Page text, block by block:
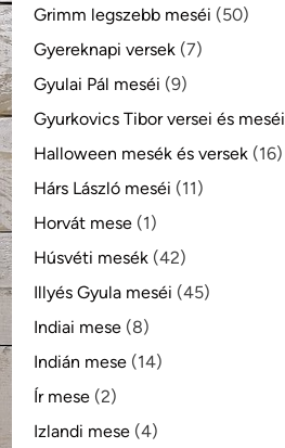
Grimm legszebb meséi (50)
Gyereknapi versek (7)
Gyulai Pál meséi (9)
Gyurkovics Tibor versei és meséi
Halloween mesék és versek (16)
Hárs László meséi (11)
Horvát mese (1)
Húsvéti mesék (42)
Illyés Gyula meséi (45)
Indiai mese (8)
Indián mese (14)
Ír mese (2)
Izlandi mese (4)